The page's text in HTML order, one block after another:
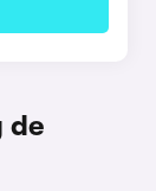
de